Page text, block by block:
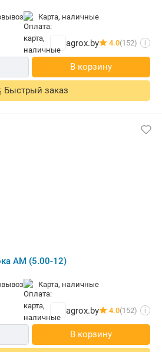
карта, наличные
agrox.by 4.0(152) i
В корзину
Быстрый заказ
АМ (5.00-12)
карта, наличные
agrox.by 4.0(152) i
В корзину